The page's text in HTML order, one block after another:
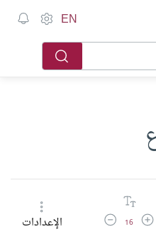
EN
زيادة حجم الخط
16 تقليل حجم الخطالإعدادات